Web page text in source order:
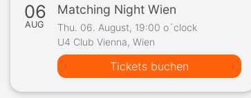
06
AUG
Matching Night Wien
Thu. 06. August, 19:00 o´clock
U4 Club Vienna, Wien
Tickets buchen